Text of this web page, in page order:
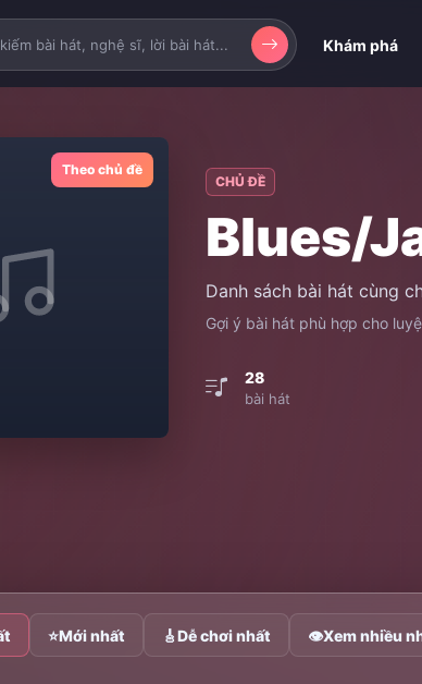
Khám phá
Theo chủ đề
CHỦ ĐỀ
Blues/
Danh sách bài hát cùng
Gợi ý bài hát phù hợp cho
28
bài hát
⭐Mới nhất 🎸Dễ chơi nhất 👁Xem nhiều